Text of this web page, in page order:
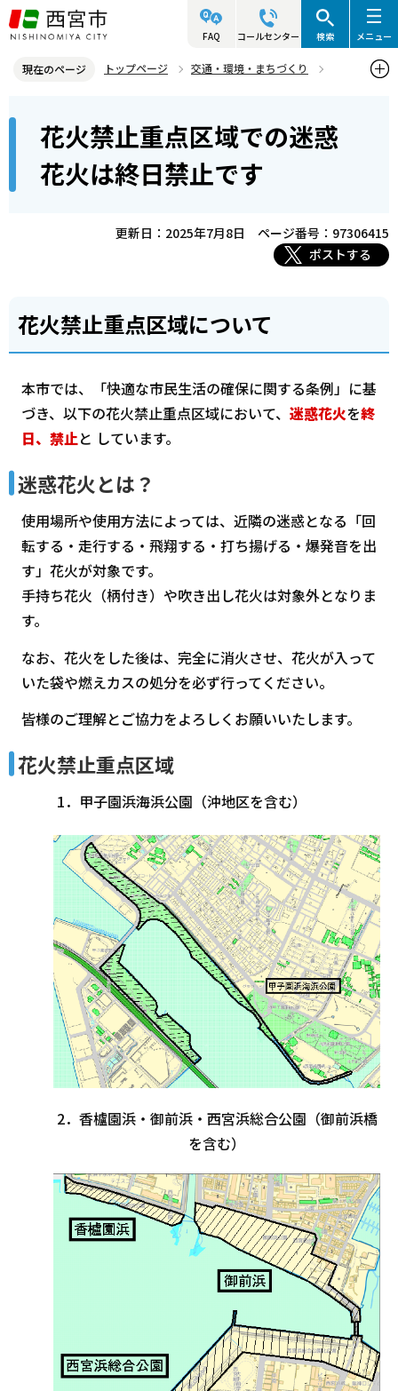
こ
の
ジ
頭
FAQ コールセンター 検索 メニュー
現在のページ トップページ
交通・環境・まちづくり
花火禁止重点区域での迷惑花火は終日禁止です
花火禁止重点区域での迷惑
花火は終日禁止です
更新日：2025年7月8日
ページ番号：97306415
ポストする
花火禁止重点区域について
本市では、「快適な市民生活の確保に関する条例」に基
づき、以下の花火禁止重点区域において、 迷惑花火を終
日、禁止と しています。
迷惑花火とは？
使用場所や使用方法によっては、近隣の迷惑となる「回
転する・走行する・飛翔する・打ち揚げる・爆発音を出
す」花火が対象です。
手持ち花火（柄付き）や吹き出し花火は対象外となりま
す。
なお、花火をした後は、完全に消火させ、花火が入って
いた袋や燃えカスの処分を必ず行ってください。
皆様のご理解とご協力をよろしくお願いいたします。
花火禁止重点区域
1．甲子園浜海浜公園（沖地区を含む）
2．香櫨園浜・御前浜・西宮浜総合公園（御前浜橋
を含む）